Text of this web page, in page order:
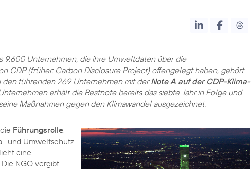
9.600 Unternehmen, die ihre Umweltdaten über die
CDP (früher: Carbon Disclosure Project) offengelegt haben, gehört
führenden 269 Unternehmen mit derNote A auf der CDP-Klima-
erhält die Bestnote bereits das siebte Jahr in Folge und
Maßnahmen gegen den Klimawandel ausgezeichnet.
Führungsrolle,
und Umweltschutz
eine
NGO vergibt